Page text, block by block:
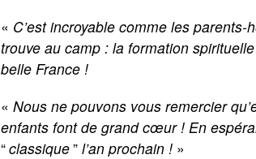
« C’est incroyable comme les
trouve au camp : la formation
belle France !
« Nous ne pouvons vous remercier
enfants font de grand cœur ! En
“classique” l’an prochain ! »